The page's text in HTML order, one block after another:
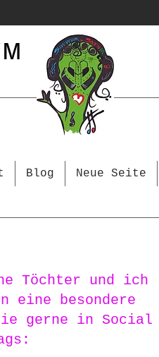
Blog Neue Seite
Töchter und ich
eine besondere
gerne in Social